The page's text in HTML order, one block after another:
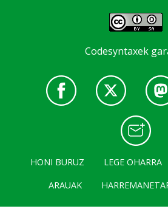
Codesyntaxek
HONI BURUZ LEGE OHARRA
ARAUAK